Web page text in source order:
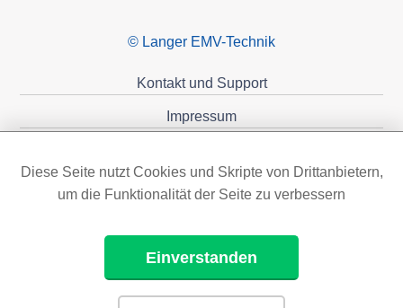
© Langer EMV-Technik
Kontakt und Support
Impressum
Diese Seite nutzt Cookies und Skripte von Drittanbietern,
um die Funktionalität der Seite zu verbessern
Einverstanden